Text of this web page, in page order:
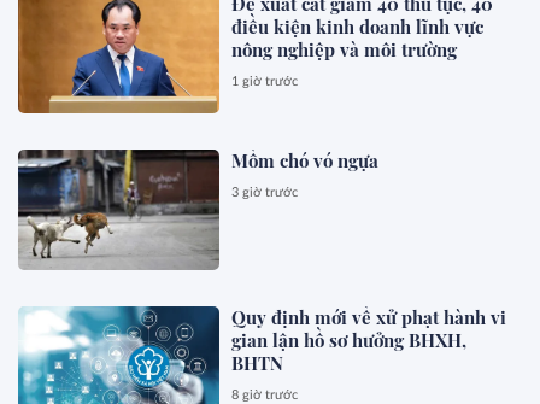
điều kiện kinh doanh lĩnh vực
nông nghiệp và môi trường
1 giờ trước
Mồm chó vó ngựa
3 giờ trước
Quy định mới về xử phạt hành vi
gian lận hồ sơ hưởng BHXH,
BHTN
8 giờ trước